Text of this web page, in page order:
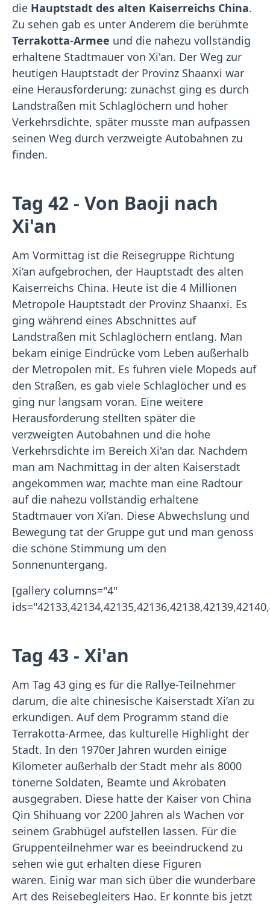
die Hauptstadt des alten Kaiserreichs China.
Zu sehen gab es unter Anderem die berühmte
Terrakotta-Armee und die nahezu vollständig
erhaltene Stadtmauer von Xi'an. Der Weg zur
heutigen Hauptstadt der Provinz Shaanxi war
eine Herausforderung: zunächst ging es durch
Landstraßen mit Schlaglöchern und hoher
Verkehrsdichte, später musste man aufpassen
seinen Weg durch verzweigte Autobahnen zu
finden.
Tag 42 - Von Baoji nach
Xi'an
Am Vormittag ist die Reisegruppe Richtung
Xi’an aufgebrochen, der Hauptstadt des alten
Kaiserreichs China. Heute ist die 4 Millionen
Metropole Hauptstadt der Provinz Shaanxi. Es
ging während eines Abschnittes auf
Landstraßen mit Schlaglöchern entlang. Man
bekam einige Eindrücke vom Leben außerhalb
der Metropolen mit. Es fuhren viele Mopeds auf
den Straßen, es gab viele Schlaglöcher und es
ging nur langsam voran. Eine weitere
Herausforderung stellten später die
verzweigten Autobahnen und die hohe
Verkehrsdichte im Bereich Xi'an dar. Nachdem
man am Nachmittag in der alten Kaiserstadt
angekommen war, machte man eine Radtour
auf die nahezu vollständig erhaltene
Stadtmauer von Xi’an. Diese Abwechslung und
Bewegung tat der Gruppe gut und man genoss
die schöne Stimmung um den
Sonnenuntergang.
[gallery columns="4"
Tag 43 - Xi'an
Am Tag 43 ging es für die Rallye-Teilnehmer
darum, die alte chinesische Kaiserstadt Xi’an zu
erkundigen. Auf dem Programm stand die
Terrakotta-Armee, das kulturelle Highlight der
Stadt. In den 1970er Jahren wurden einige
Kilometer außerhalb der Stadt mehr als 8000
tönerne Soldaten, Beamte und Akrobaten
ausgegraben. Diese hatte der Kaiser von China
Qin Shihuang vor 2200 Jahren als Wachen vor
seinem Grabhügel aufstellen lassen. Für die
Gruppenteilnehmer war es beeindruckend zu
sehen wie gut erhalten diese Figuren
waren. Einig war man sich über die wunderbare
Art des Reisebegleiters Hao. Er konnte bis jetzt